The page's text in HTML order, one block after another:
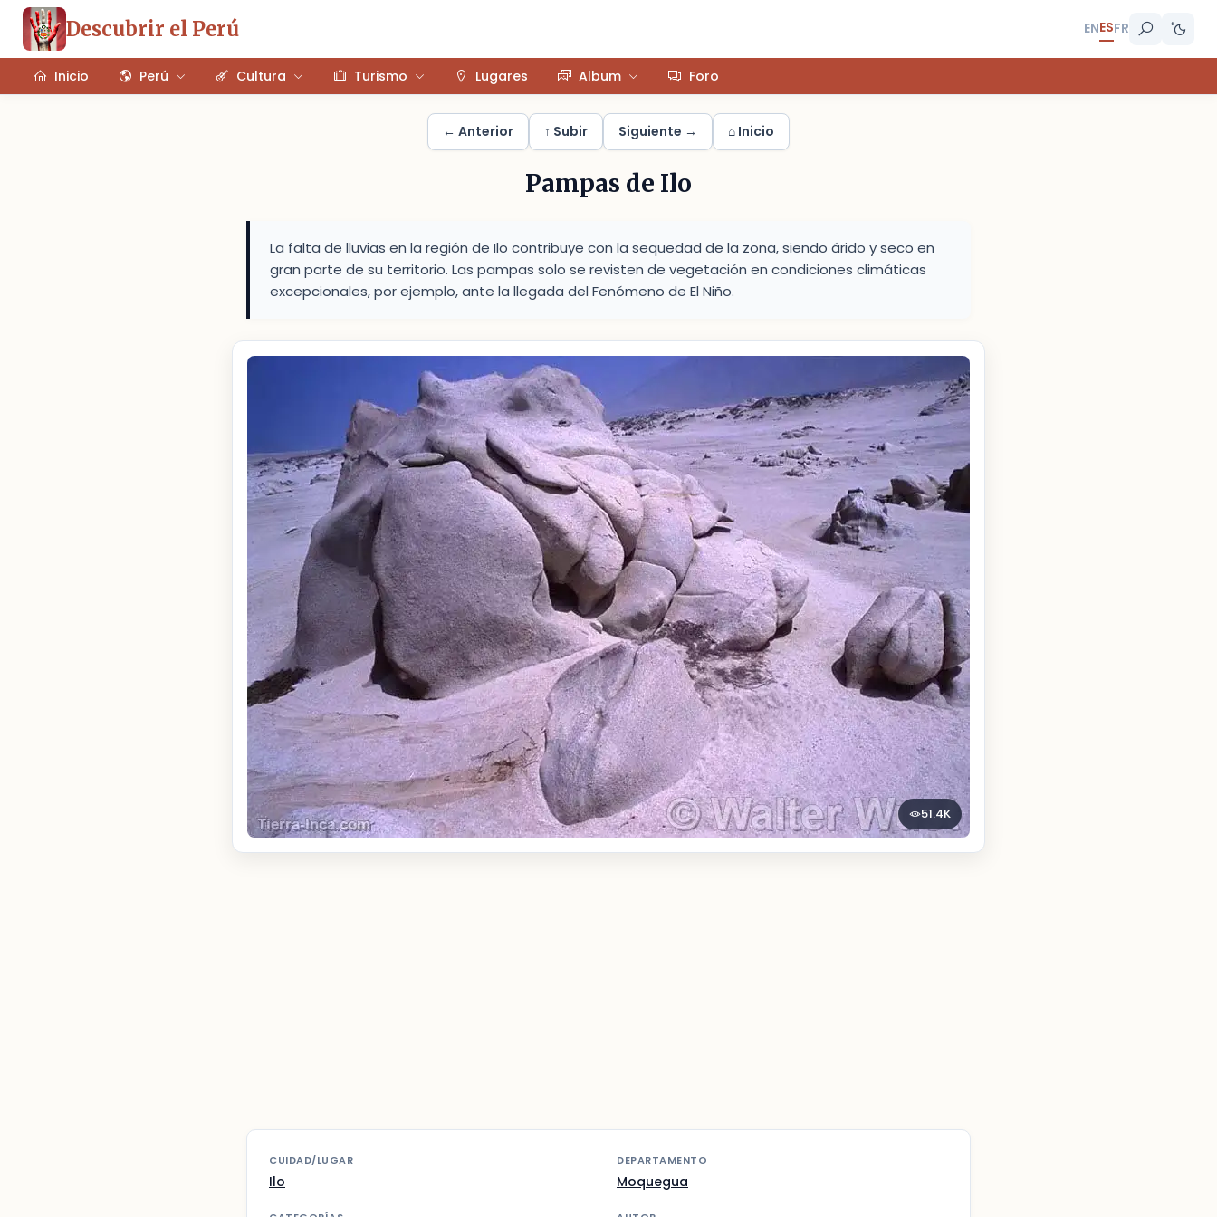
Descubrir el Perú ENESFR
Inicio Perú Cultura Turismo Lugares Album Foro
← Anterior ↑ Subir Siguiente → ⌂ Inicio
Pampas de Ilo
La falta de lluvias en la región de Ilo contribuye con la sequedad de la zona, siendo árido y seco en
gran parte de su territorio. Las pampas solo se revisten de vegetación en condiciones climáticas
excepcionales, por ejemplo, ante la llegada del Fenómeno de El Niño.
51.4K
CUIDAD/LUGAR
Ilo
DEPARTAMENTO
Moquegua